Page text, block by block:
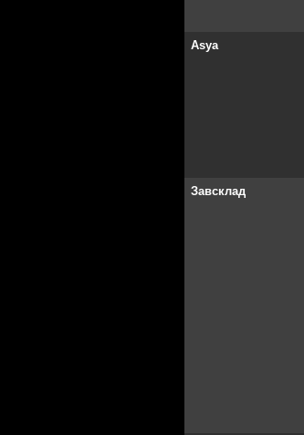
Asya
Завсклад